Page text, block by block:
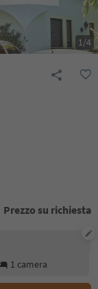
1/4
Prezzo su richiesta
1 camera